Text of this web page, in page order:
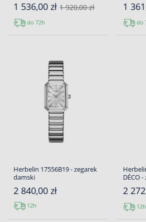
1 536,00 zł 1 920,00 zł
do 72h
1
do
Herbelin 17556B19 - zegarek
damski
2 840,00 zł
12h
DÉCO
2
12h